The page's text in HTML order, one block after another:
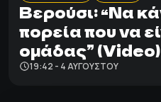
Βερούσι: “Να
πορεία που να
ομάδας” (Video)
19:42 - 4 ΑΥΓΟΎΣΤΟΥ